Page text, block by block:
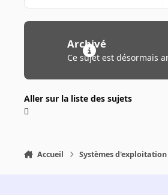
Archivé
Ce sujet est désormais
Aller sur la liste des sujets
Accueil Systèmes d'exploitation